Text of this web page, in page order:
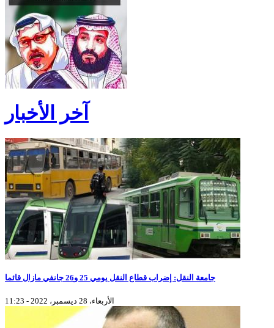
آخر الأخبار
جامعة النقل: إضراب قطاع النقل يومي 25 و26 جانفي مازال قائما
الأربعاء، 28 ديسمبر، 2022 - 11:23